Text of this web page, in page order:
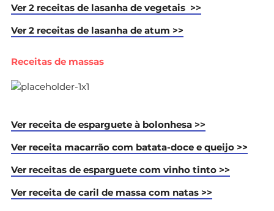
Ver 2 receitas de lasanha de vegetais >>
Ver 2 receitas de lasanha de atum >>
Receitas de massas
Ver receita de esparguete à bolonhesa >>
Ver receita macarrão com batata-doce e queijo >>
Ver receitas de esparguete com vinho tinto >>
Ver receita de caril de massa com natas >>